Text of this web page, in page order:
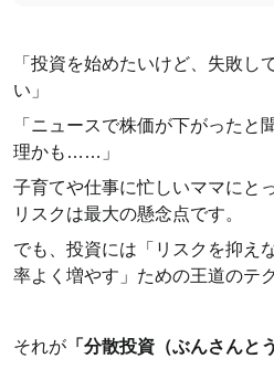
「投資を始めたいけど、失敗し
い」
「ニュースで株価が下がったと
理かも……」
子育てや仕事に忙しいママにと
リスクは最大の懸念点です。
でも、投資には「リスクを抑え
率よく増やす」ための王道のテ
それが 「分散投資（ぶんさんと